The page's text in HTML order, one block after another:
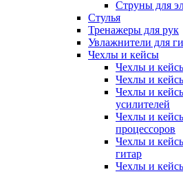
Струны для
Стулья
Тренажеры для рук
Увлажнители для
Чехлы и кейсы
Чехлы и
Чехлы и
Чехлы и
усилителей
Чехлы и
процессоров
Чехлы и
гитар
Чехлы и